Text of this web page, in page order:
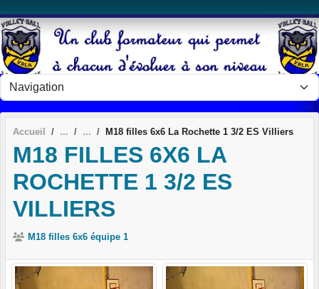
Accueil M18 filles 6x6 La Rochette 1 3/2 ES Villiers
M18 FILLES 6X6 LA
ROCHETTE 1 3/2 ES
VILLIERS
M18 filles 6x6 équipe 1